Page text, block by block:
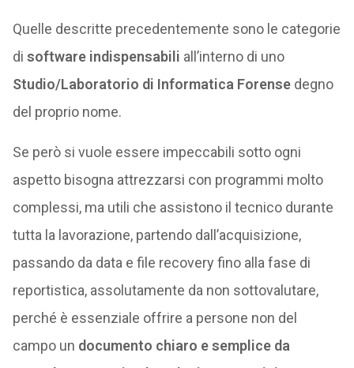
Quelle descritte precedentemente sono le categorie
di software indispensabili all’interno di uno
Studio/Laboratorio di Informatica Forensedegno
del proprio nome.
Se però si vuole essere impeccabili sotto ogni
aspetto bisogna attrezzarsi con programmi molto
complessi, ma utili che assistono il tecnico durante
tutta la lavorazione, partendo dall’acquisizione,
passando da data e file recovery fino alla fase di
reportistica, assolutamente da non sottovalutare,
perché è essenziale offrire a persone non del
campo un documento chiaro e semplice da